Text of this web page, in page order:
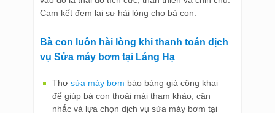
Cam kết đem lại sự hài lòng cho bà con.
Bà con luôn hài lòng khi thanh toán dịch
vụ Sửa máy bơm tại Láng Hạ
Thợ sửa máy bơm báo bảng giá công khai
để giúp bà con thoải mái tham khảo, cân
nhắc và lựa chọn dịch vụ sửa máy bơm tại